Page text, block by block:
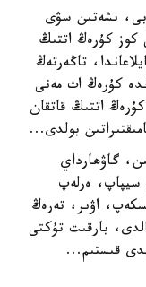
ىشەتىن سۋى
كوز كۇرەڭ اتتىڭ
تاڭەرتەڭ
كۇرەڭ ات مەنى
اتتىڭ قاتقان
بولدى...
گاۋھارداي
ەرلەپ
اۋىر، تەرەڭ
بارقىت تۇكتى
قىستىم...